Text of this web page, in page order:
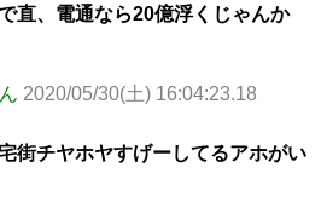
直、電通なら20億浮くじゃんか
2020/05/30(土) 16:04:23.18
街チヤホヤすげーしてるアホがい